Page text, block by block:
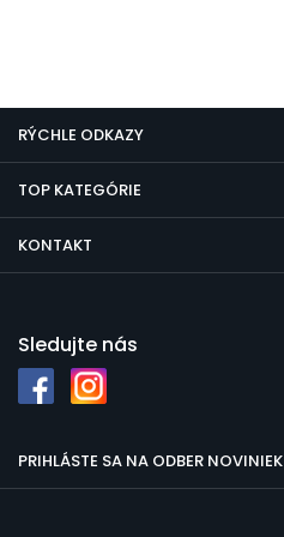
RÝCHLE ODKAZY
TOP KATEGÓRIE
KONTAKT
Sledujte nás
PRIHLÁSTE SA NA ODBER NOVINIEK